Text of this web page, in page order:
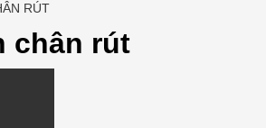
RÚT
chân rút